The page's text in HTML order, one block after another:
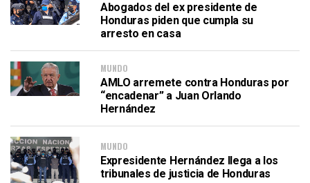
Abogados del ex presidente de
Honduras piden que cumpla su
arresto en casa
MUNDO
AMLO arremete contra Honduras por
“encadenar” a Juan Orlando
Hernández
MUNDO
Expresidente Hernández llega a los
tribunales de justicia de Honduras